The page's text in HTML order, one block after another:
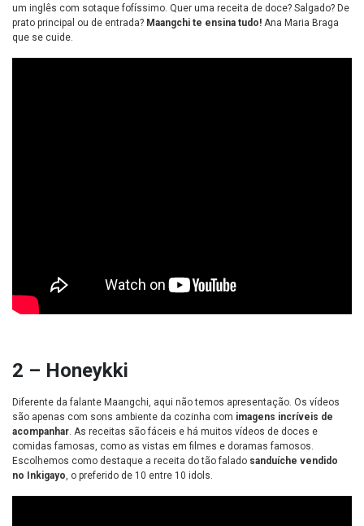
um inglês com sotaque fofíssimo. Quer uma receita de doce? Salgado? De
prato principal ou de entrada? Maangchi te ensina tudo! Ana Maria Braga
que se cuide.
2 – Honeykki
Diferente da falante Maangchi, aqui não temos apresentação. Os vídeos
são apenas com sons ambiente da cozinha com imagens incríveis de
acompanhar. As receitas são fáceis e há muitos vídeos de doces e
comidas famosas, como as vistas em filmes e doramas famosos.
Escolhemos como destaque a receita do tão falado sanduíche vendido
no Inkigayo, o preferido de 10 entre 10 idols.